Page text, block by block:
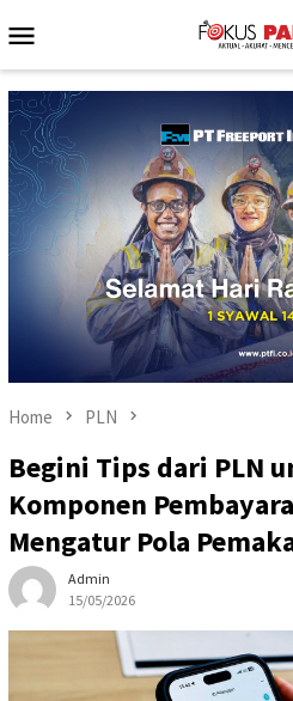
to
Menu
Home PLN
Begini Tips dari PLN
Komponen
Mengatur Pola
Admin
15/05/2026